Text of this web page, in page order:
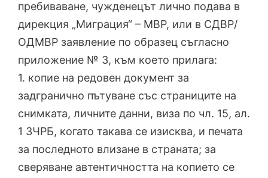
пребива­ване, чужденецът лично подава в
дирекция „Миграция“ – МВР, или в СДВР/
ОДМВР заявление по образец съгласно
приложение № 3, към което прилага:
1. копие на редовен документ за
задгранично пътуване със страниците на
снимката, личните данни, виза по чл. 15, ал.
1 ЗЧРБ, когато такава се изисква, и печата
за последното влизане в страната; за
сверяване автентичността на копието се